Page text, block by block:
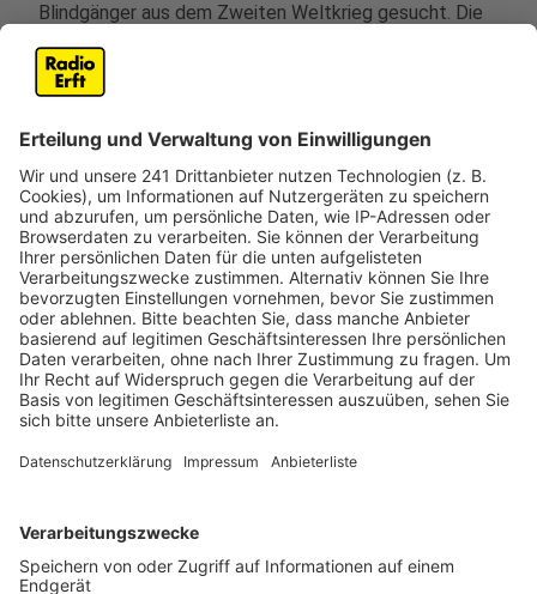
Blindgänger aus dem Zweiten Weltkrieg gesucht. Die
Ausgrabungen sind von Montag bis Freitag (7. bis 11.
April) geplant, da bei Bodenuntersuchungen für eine
neue Stromtrasse metallische Gegenstände entdeckt
wurden.
Sollten tatsächlich Blindgänger gefunden werden, sind
Evakuierungen notwendig. Das Evangelische
Krankenhaus Weyertal und das Hildegardis-
Krankenhaus könnten betroffen sein. Beide Kliniken
wurden bereits informiert und treffen Vorkehrungen:
Operationen werden verschoben, und Patienten
werden entlassen oder verlegt, wenn möglich.
Straßensperrungen und Umleitungen sind ebenfalls
vorgesehen. Die Kerpener Straße, Teilbereiche der
Bachemer Straße und der Universitätsstraße sowie die
und der Uniwiesen müssen Radfahrer und Fußgänger
mit Einschränkungen rechnen.